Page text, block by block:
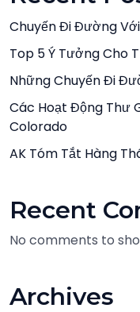
Chuyến Đi Đường
Top 5 Ý Tưởng Cho
Những Chuyến Đi
Các Hoạt Động Thư
Colorado
AK Tóm Tắt Hàng
Recent
No comments to
Archives